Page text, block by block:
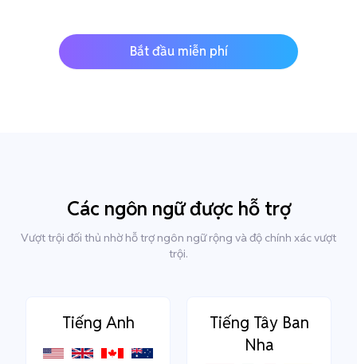
Bắt đầu miễn phí
Các ngôn ngữ được hỗ trợ
Vượt trội đối thủ nhờ hỗ trợ ngôn ngữ rộng và độ chính xác vượt
trội.
Tiếng Anh
Tiếng Tây Ban
Nha